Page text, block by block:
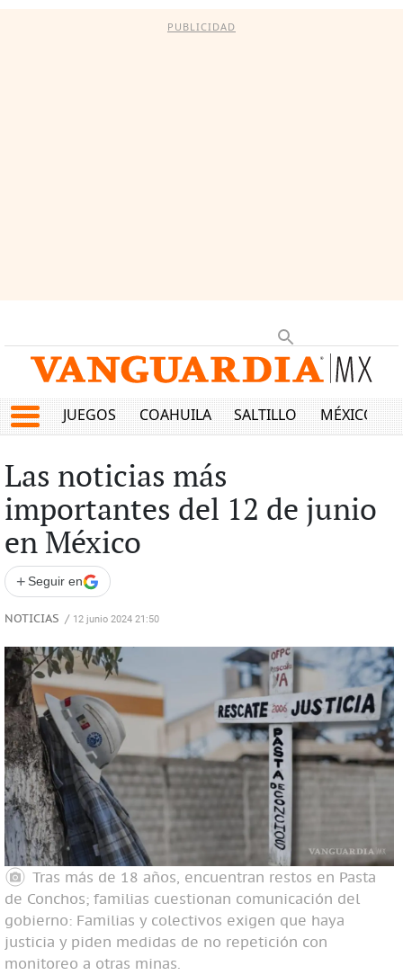
PUBLICIDAD
JUEGOS COAHUILA SALTILLO MÉXICO
Las noticias más
importantes del 12 de junio
en México
+ Seguir en
NOTICIAS / 12 junio 2024 21:50
Tras más de 18 años, encuentran restos en Pasta
de Conchos; familias cuestionan comunicación del
gobierno: Familias y colectivos exigen que haya
justicia y piden medidas de no repetición con
monitoreo a otras minas.